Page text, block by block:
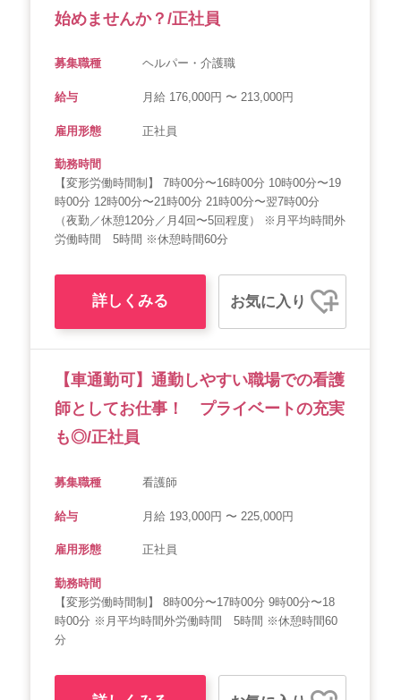
始めませんか？/正社員
募集職種 ヘルパー・介護職
給与 月給 176,000円 〜 213,000円
雇用形態 正社員
勤務時間
【変形労働時間制】 7時00分〜16時00分 10時00分〜19
時00分 12時00分〜21時00分 21時00分〜翌7時00分
（夜勤／休憩120分／月4回〜5回程度） ※月平均時間外
労働時間 5時間 ※休憩時間60分
詳しくみる お気に入り
【車通勤可】通勤しやすい職場での看護
師としてお仕事！ プライベートの充実
も◎/正社員
募集職種 看護師
給与 月給 193,000円 〜 225,000円
雇用形態 正社員
勤務時間
【変形労働時間制】 8時00分〜17時00分 9時00分〜18
時00分 ※月平均時間外労働時間 5時間 ※休憩時間60
分